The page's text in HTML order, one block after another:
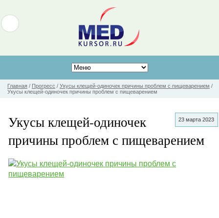
Главная / Прогресс / Укусы клещей-одиночек причины проблем с пищеварением /
Укусы клещей-одиночек причины проблем с пищеварением
23 марта 2023
Укусы клещей-одиночек
причины проблем с пищеварением